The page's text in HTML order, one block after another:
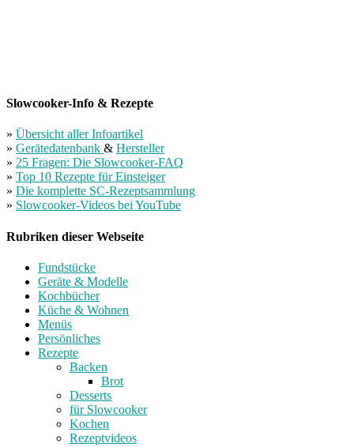
Slowcooker-Info & Rezepte
» Übersicht aller Infoartikel
» Gerätedatenbank & Hersteller
» 25 Fragen: Die Slowcooker-FAQ
» Top 10 Rezepte für Einsteiger
» Die komplette SC-Rezeptsammlung
» Slowcooker-Videos bei YouTube
Rubriken dieser Webseite
Fundstücke
Geräte & Modelle
Kochbücher
Küche & Wohnen
Menüs
Persönliches
Rezepte
Backen
Brot
Desserts
für Slowcooker
Kochen
Rezeptvideos